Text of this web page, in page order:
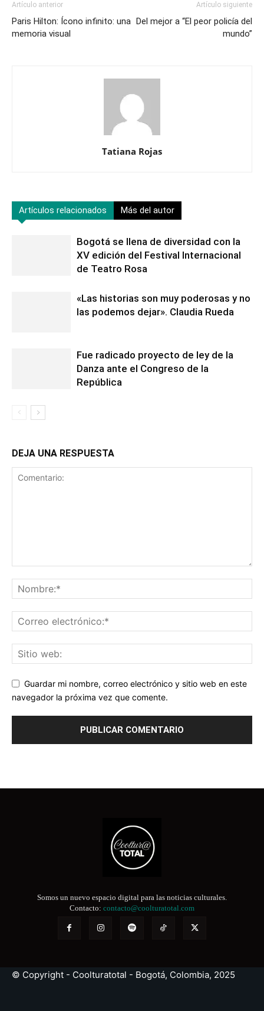
Artículo anterior
Paris Hilton: Ícono infinito: una
memoria visual
Artículo siguiente
Del mejor a “El peor policía del
mundo”
Tatiana Rojas
Artículos relacionados Más del autor
Bogotá se llena de diversidad con la
XV edición del Festival Internacional
de Teatro Rosa
«Las historias son muy poderosas y no
las podemos dejar». Claudia Rueda
Fue radicado proyecto de ley de la
Danza ante el Congreso de la
República
DEJA UNA RESPUESTA
Guardar mi nombre, correo electrónico y sitio web en este
navegador la próxima vez que comente.
Somos un nuevo espacio digital para las noticias culturales.
Contacto: contacto@coolturatotal.com
© Copyright - Coolturatotal - Bogotá, Colombia, 2025